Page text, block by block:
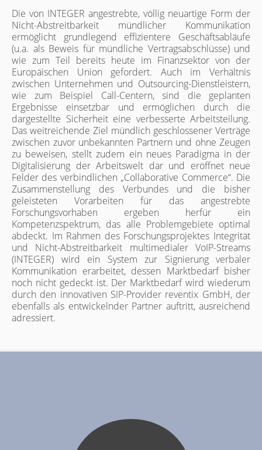
Die von INTEGER angestrebte, völlig neuartige Form der
Nicht-Abstreitbarkeit mündlicher Kommunikation
ermöglicht grundlegend effizientere Geschäftsabläufe
(u.a. als Beweis für mündliche Vertragsabschlüsse) und
wie zum Teil bereits heute im Finanzsektor von der
Europäischen Union gefordert. Auch im Verhältnis
zwischen Unternehmen und Outsourcing-Dienstleistern,
wie zum Beispiel Call-Centern, sind die geplanten
Ergebnisse einsetzbar und ermöglichen durch die
dargestellte Sicherheit eine verbesserte Arbeitsteilung.
Das weitreichende Ziel mündlich geschlossener Verträge
zwischen zuvor unbekannten Partnern und ohne Zeugen
zu beweisen, stellt zudem ein neues Paradigma in der
Digitalisierung der Arbeitswelt dar und eröffnet neue
Felder des verbindlichen „Collaborative Commerce“. Die
Zusammenstellung des Verbundes und die bisher
geleisteten Vorarbeiten für das angestrebte
Forschungsvorhaben ergeben herfür ein
Kompetenzspektrum, das alle Problemgebiete optimal
abdeckt. Im Rahmen des Forschungsprojektes Integrität
und Nicht-Abstreitbarkeit multimedialer VoIP-Streams
(INTEGER) wird ein System zur Signierung verbaler
Kommunikation erarbeitet, dessen Marktbedarf bisher
noch nicht gedeckt ist. Der Marktbedarf wird wiederum
durch den innovativen SIP-Provider reventix GmbH, der
ebenfalls als entwickelnder Partner auftritt, ausreichend
adressiert.